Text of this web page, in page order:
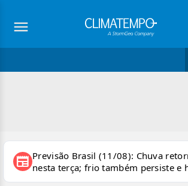
newspaper Previsão Brasil (11/08): Chuva
nesta terça; frio também persiste e
de geada